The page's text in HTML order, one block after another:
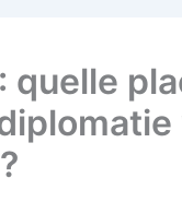
quelle